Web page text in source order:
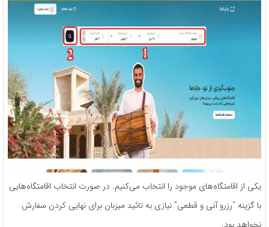
یکی از اقامتگاه‌های موجود را انتخاب می‌کنیم. در صورت انتخاب اقامتگاه‌هایی
با گزینه “رزرو آنی و قطعی” نیازی به تائید میزبان برای نهایی کردن سفارش
نخواهد بود.